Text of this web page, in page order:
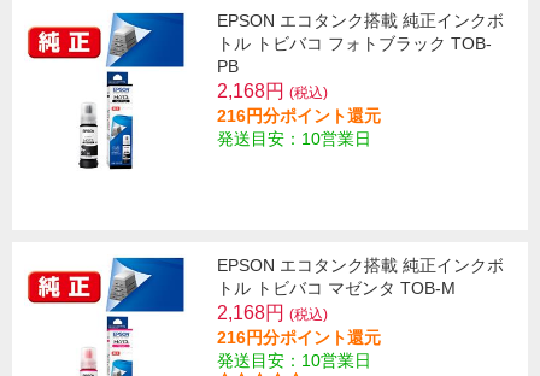
EPSON エコタンク搭載 純正インクボ
トル トビバコ フォトブラック TOB-
PB
2,168円 (税込)
216円分ポイント還元
発送目安：10営業日
EPSON エコタンク搭載 純正インクボ
トル トビバコ マゼンタ TOB-M
2,168円 (税込)
216円分ポイント還元
発送目安：10営業日